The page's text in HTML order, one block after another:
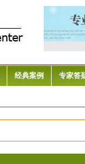
经典案例 专家答